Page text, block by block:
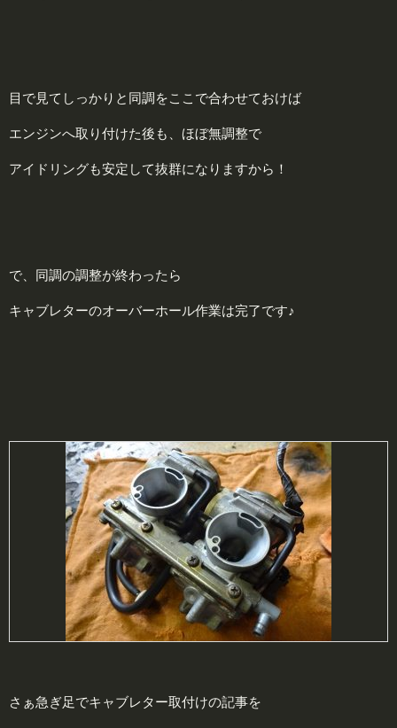
目で見てしっかりと同調をここで合わせておけば
エンジンへ取り付けた後も、ほぼ無調整で
アイドリングも安定して抜群になりますから！
で、同調の調整が終わったら
キャブレターのオーバーホール作業は完了です♪
さぁ急ぎ足でキャブレター取付けの記事を